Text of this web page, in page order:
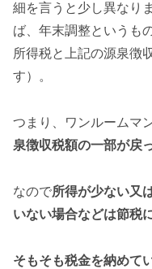
細を言うと少し異なり
ば、年末調整というも
所得税と上記の源泉徴
す）。
つまり、ワンルームマ
泉徴収税額の一部が戻
なので所得が少ない又
いない場合などは節税
そもそも税金を納めて